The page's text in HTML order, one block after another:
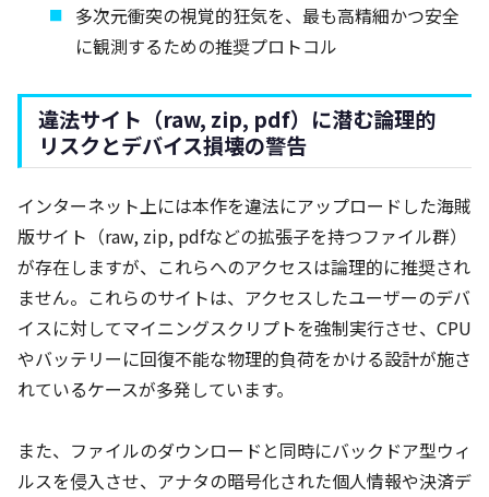
多次元衝突の視覚的狂気を、最も高精細かつ安全
に観測するための推奨プロトコル
違法サイト（raw, zip, pdf）に潜む論理的
リスクとデバイス損壊の警告
インターネット上には本作を違法にアップロードした海賊
版サイト（raw, zip, pdfなどの拡張子を持つファイル群）
が存在しますが、これらへのアクセスは論理的に推奨され
ません。これらのサイトは、アクセスしたユーザーのデバ
イスに対してマイニングスクリプトを強制実行させ、CPU
やバッテリーに回復不能な物理的負荷をかける設計が施さ
れているケースが多発しています。
また、ファイルのダウンロードと同時にバックドア型ウィ
ルスを侵入させ、アナタの暗号化された個人情報や決済デ